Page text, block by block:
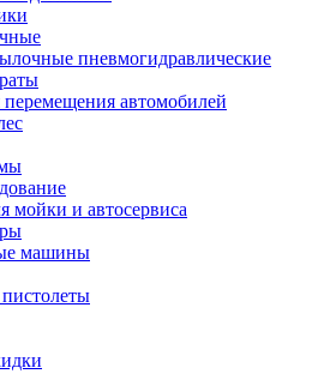
пневмогидравлические
автомобилей
мойки и автосервиса
машины